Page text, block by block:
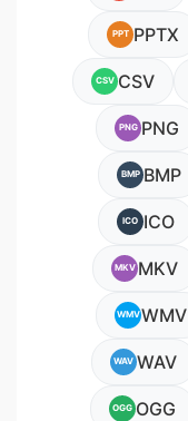
PPT PPTX
CSV CSV
PNG PNG
BMP BMP
ICO ICO
MKV MKV
WMVWMV
WAV WAV
OGG OGG